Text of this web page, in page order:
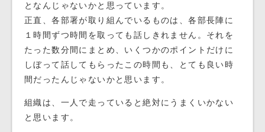
となんじゃないかと思っています。
正直、各部署が取り組んでいるものは、各部長陣に
１時間ずつ時間を取っても話しきれません。それを
たった数分間にまとめ、いくつかのポイントだけに
しぼって話してもらったこの時間も、とても良い時
間だったんじゃないかと思います。
組織は、一人で走っていると絶対にうまくいかない
と思います。